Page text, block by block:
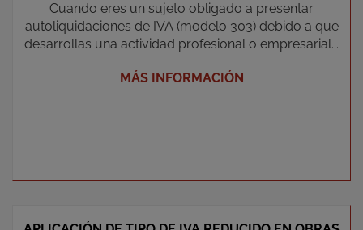
Cuando eres un sujeto obligado a presentar
autoliquidaciones de IVA (modelo 303) debido a que
desarrollas una actividad profesional o empresarial...
MÁS INFORMACIÓN